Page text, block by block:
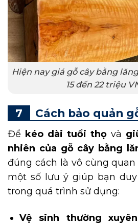
Hiện nay giá gỗ cây bằng
15 đến 22 triệu
Cách bảo quản
Để kéo dài tuổi thọ và
nhiên của gỗ cây bằng
đúng cách là vô cùng
một số lưu ý giúp bạn
trong quá trình sử dụng:
Vệ sinh thường